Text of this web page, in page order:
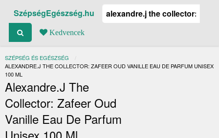
SzépségEgészség.hu
Kedvencek
SZÉPSÉG ÉS EGÉSZSÉG
JELENLEGI:
ALEXANDRE.J THE COLLECTOR: ZAFEER OUD VANILLE EAU DE PARFUM UNISEX
100 ML
Alexandre.J The
Collector: Zafeer Oud
Vanille Eau De Parfum